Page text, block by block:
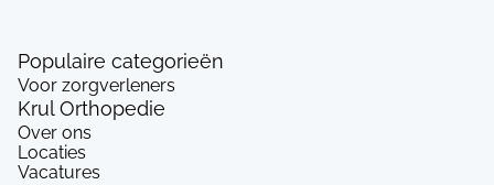
Populaire categorieën
Voor zorgverleners
Krul Orthopedie
Over ons
Locaties
Vacatures